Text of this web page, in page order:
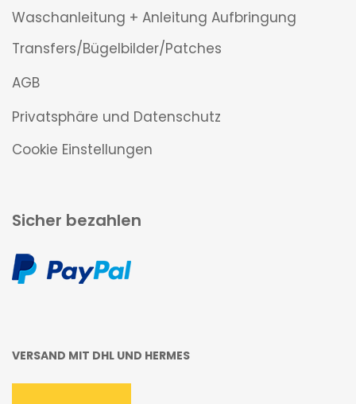
Waschanleitung + Anleitung Aufbringung
Transfers/Bügelbilder/Patches
AGB
Privatsphäre und Datenschutz
Cookie Einstellungen
Sicher bezahlen
VERSAND MIT DHL UND HERMES